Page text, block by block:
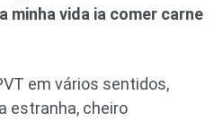
minha vida ia comer carne
em vários sentidos,
estranha, cheiro